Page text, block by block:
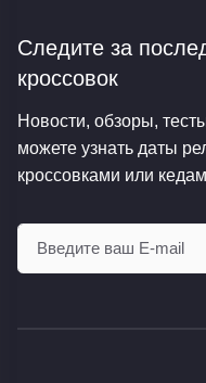
Следите за
кроссовок
Новости, обзоры,
можете узнать даты
кроссовками или